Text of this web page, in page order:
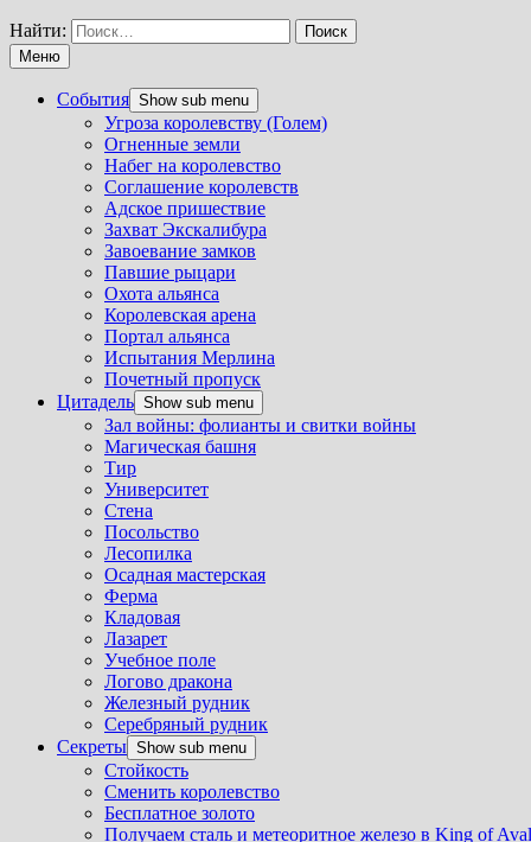
Найти:
Меню
События Show sub menu
Угроза королевству (Голем)
Огненные земли
Набег на королевство
Соглашение королевств
Адское пришествие
Захват Экскалибура
Завоевание замков
Павшие рыцари
Охота альянса
Королевская арена
Портал альянса
Испытания Мерлина
Почетный пропуск
Цитадель Show sub menu
Зал войны: фолианты и свитки войны
Магическая башня
Тир
Университет
Стена
Посольство
Лесопилка
Осадная мастерская
Ферма
Кладовая
Лазарет
Учебное поле
Логово дракона
Железный рудник
Серебряный рудник
Секреты Show sub menu
Стойкость
Сменить королевство
Бесплатное золото
Получаем сталь и метеоритное железо в King of